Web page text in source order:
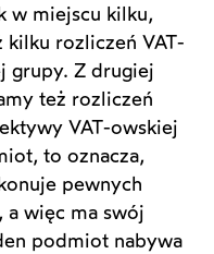
w miejscu kilku,
kilku rozliczeń VAT-
grupy. Z drugiej
też rozliczeń
VAT-owskiej
to oznacza,
pewnych
a więc ma swój
podmiot nabywa